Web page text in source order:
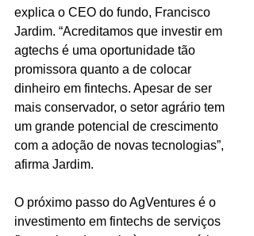
explica o CEO do fundo, Francisco
Jardim. “Acreditamos que investir em
agtechs é uma oportunidade tão
promissora quanto a de colocar
dinheiro em fintechs. Apesar de ser
mais conservador, o setor agrário tem
um grande potencial de crescimento
com a adoção de novas tecnologias”,
afirma Jardim.
O próximo passo do AgVentures é o
investimento em fintechs de serviços